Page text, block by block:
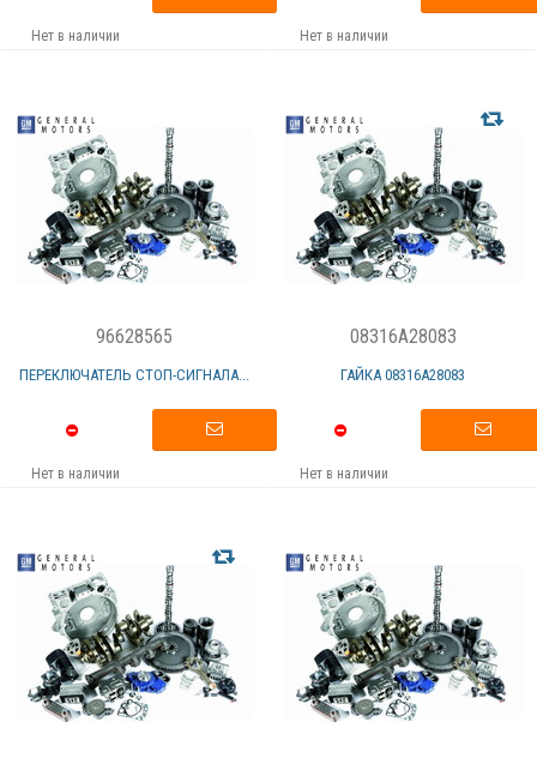
Нет в наличии Нет в наличии
96628565
ПЕРЕКЛЮЧАТЕЛЬ СТОП-СИГНАЛА...
Нет в наличии
08316A28083
ГАЙКА 08316А28083
Нет в наличии